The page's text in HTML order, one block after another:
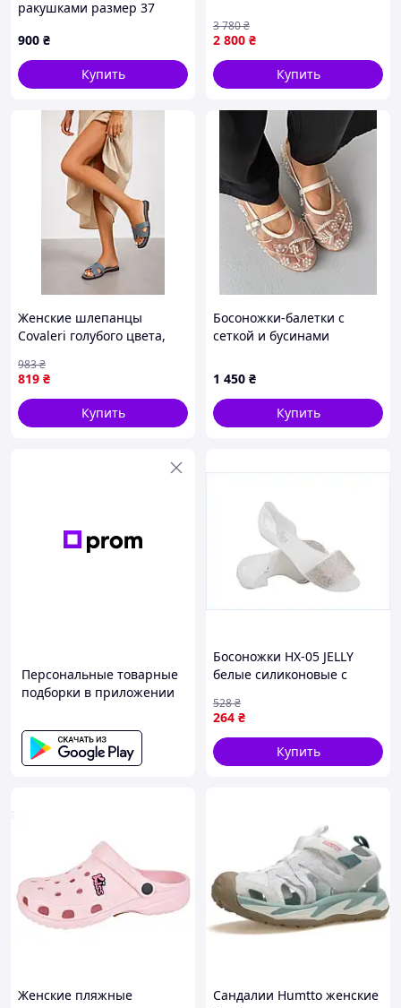
ракушками размер 37
900 ₴
Купить
2 800 ₴
3 780₴
Купить
Женские шлепанцы
Covaleri голубого цвета,
разнообразные
параметры размеров
819 ₴
983₴
Купить
Босоножки-балетки с
сеткой и бусинами
экокожа+сетка
1 450 ₴
Купить
Персональные товарные
подборки в приложении
Босоножки HX-05 JELLY
белые силиконовые с
летних прогулок и отдыха
264 ₴
528₴
Купить
Женские пляжные
Сандалии Humtto женские